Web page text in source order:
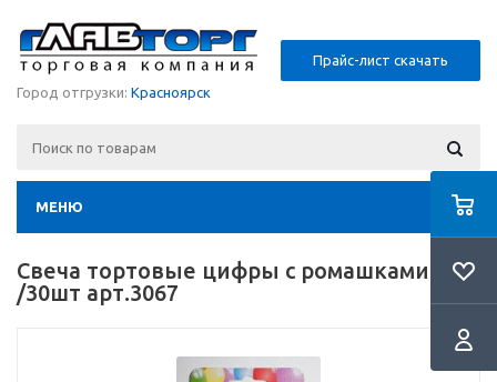
Прайс-лист скачать
Город отгрузки: Красноярск
МЕНЮ
Свеча тортовые цифры с ромашками 6
/30шт арт.3067